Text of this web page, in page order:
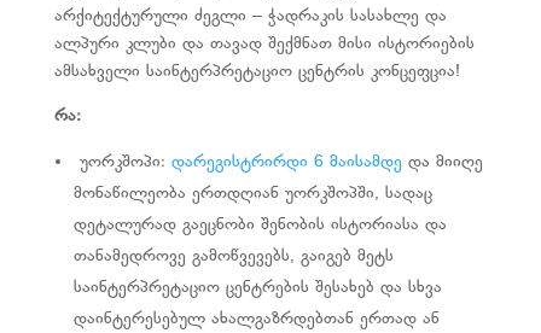
არქიტექტურული ძეგლი – ჭადრაკის სასახლე და
ალპური კლუბი და თავად შექმნათ მისი ისტორიების
ამსახველი საინტერპრეტაციო ცენტრის კონცეფცია!
რა:
უორკშოპი: დარეგისტრირდი 6 მაისამდე და მიიღე
მონაწილეობა ერთდღიან უორკშოპში, სადაც
დეტალურად გაეცნობი შენობის ისტორიასა და
თანამედროვე გამოწვევებს, გაიგებ მეტს
საინტერპრეტაციო ცენტრების შესახებ და სხვა
დაინტერესებულ ახალგაზრდებთან ერთად ან